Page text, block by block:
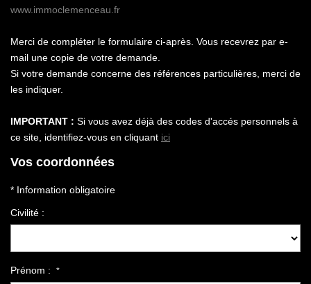
Honoraires
www.immoclemenceau.fr
Merci de compléter le formulaire ci-après. Vous recevrez par e-
mail une copie de votre demande.
Si votre demande concerne des références particulières, merci de
les indiquer.
IMPORTANT : Si vous avez déjà des codes d'accés personnels à
ce site, identifiez-vous en cliquant ici
Vos coordonnées
* Information obligatoire
Civilité :
Prénom : *